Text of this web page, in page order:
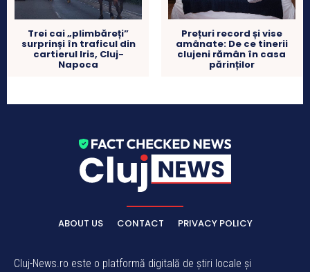
Trei cai „plimbăreți”
surprinși în traficul din
cartierul Iris, Cluj-
Napoca
Prețuri record și vise
amânate: De ce tinerii
clujeni rămân în casa
părinților
ABOUT US CONTACT PRIVACY POLICY
Cluj-News.ro este o platformă digitală de știri locale și